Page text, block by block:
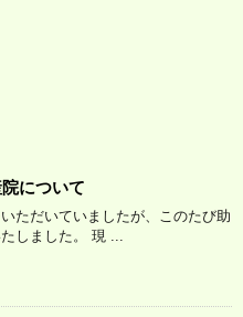
について
ただいていましたが、このたび助
しました。 現 ...